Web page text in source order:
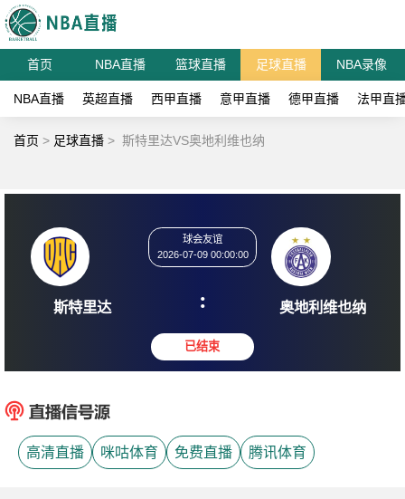
首页 NBA直播 篮球直播 足球直播 NBA录像
NBA直播 英超直播 西甲直播 意甲直播 德甲直播 法甲直
首页 > 足球直播 > 斯特里达VS奥地利维也纳
斯特里达
2026-07-09 00:00:00
: 奥地利
高清直播 咪咕体育 免费直播 腾讯体育